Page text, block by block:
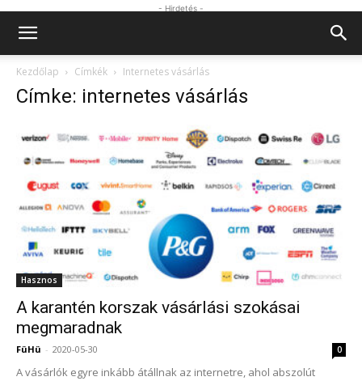
- Hirdetés -
Kezdőlap Címkék Internetes vásárlás
Címke: internetes vásárlás
Hasznos
A karantén korszak vásárlási szokásai
megmaradnak
FüHü - 2020-05-30 0
A vásárlók egyre inkább átállnak az internetre, ahol abszolút